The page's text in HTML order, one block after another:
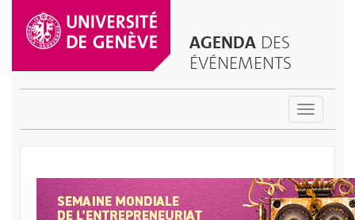
AGENDA DES
ÉVÉNEMENTS
Toggle